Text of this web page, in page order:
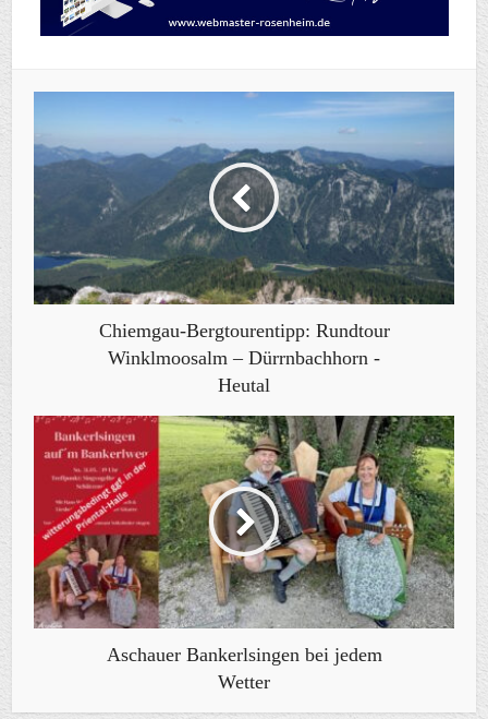
Chiemgau-Bergtourentipp: Rundtour
Winklmoosalm – Dürrnbachhorn -
Heutal
Aschauer Bankerlsingen bei jedem
Wetter